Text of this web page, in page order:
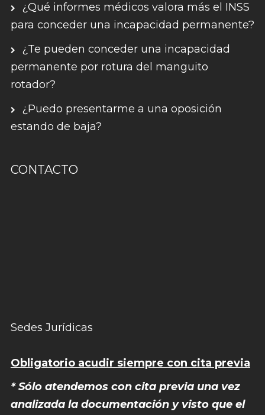
¿Qué informes médicos valora más el INSS
para conceder una incapacidad permanente?
¿Te pueden conceder una incapacidad
permanente por rotura del manguito
rotador?
¿Puedo presentarme a una oposición
estando de baja?
CONTACTO
Sedes Jurídicas
Obligatorio acudir siempre con cita previa
* Sólo atendemos con cita previa una vez
analizada la documentación y visto que el